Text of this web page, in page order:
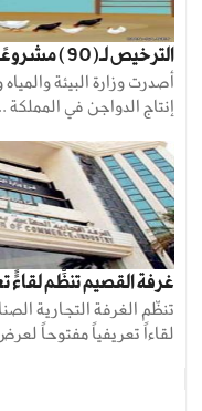
الترخيص لـ(90) مشروعًا جديدًا لإنتاج الدواجن في 2018
إنتاج الدواجن في المملكة
غرفة القصيم تنظِّم لقاءًً
تنظّم الغرفة التجارية
لقاءاً تعريفياً مفتوحاً